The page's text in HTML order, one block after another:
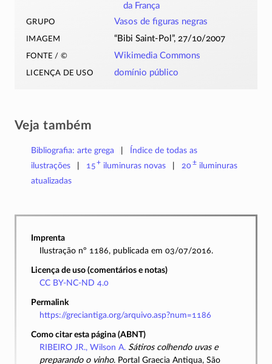
da França
grupo Vasos de figuras negras
imagem “Bibi Saint-Pol”, 27/10/2007
fonte / © Wikimedia Commons
licença de uso domínio público
Veja também
Bibliografia: arte grega
Índice de todas as
ilustrações
15+ iluminuras novas 20±iluminuras
atualizadas
Imprenta
Ilustração nº 1186, publicada em 03/07/2016.
Licença de uso (comentários e notas)
CC BY-NC-ND 4.0
Permalink
https://greciantiga.org/arquivo.asp?num=1186
Como citar esta página (ABNT)
RIBEIRO JR., Wilson A. Sátiros colhendo uvas e
preparando o vinho. Portal Graecia Antiqua, São